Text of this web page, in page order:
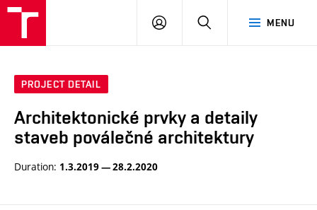
MENU
LOG
SEARCH
PROJECT DETAIL
Architektonické prvky a detaily
staveb poválečné architektury
Duration: 1.3.2019 — 28.2.2020